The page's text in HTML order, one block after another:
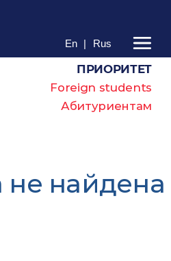
En | Rus
ПРИОРИТЕТ
Foreign students
Абитуриентам
не найдена